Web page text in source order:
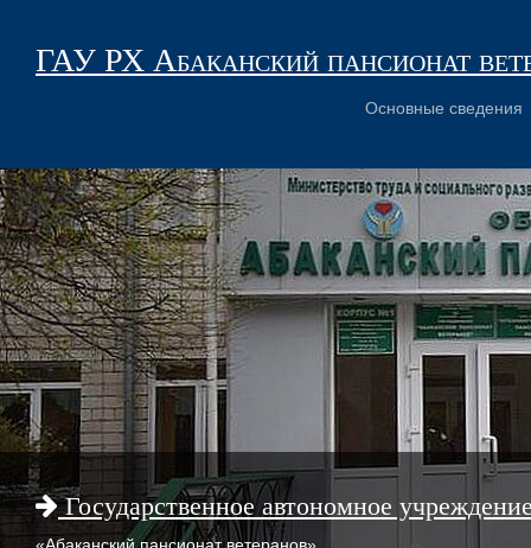
ГАУ РХ Абаканский пансионат
Основные сведения
Государственное автономное